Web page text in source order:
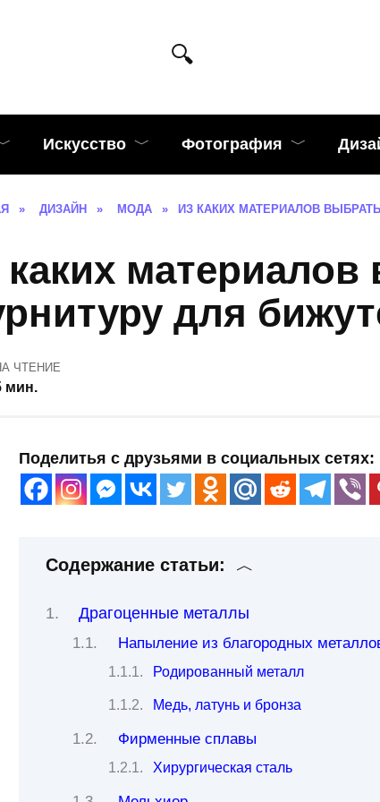
Искусство Фотография
» ДИЗАЙН » МОДА » ИЗ КАКИХ МАТЕРИАЛОВ
каких
для
ЧТЕНИЕ
мин.
Поделитья с друзьями в социальных сетях:
Содержание статьи:
Драгоценные металлы
Напыление из благородных
Родированный металл
Медь, латунь и бронза
Фирменные сплавы
Хирургическая сталь